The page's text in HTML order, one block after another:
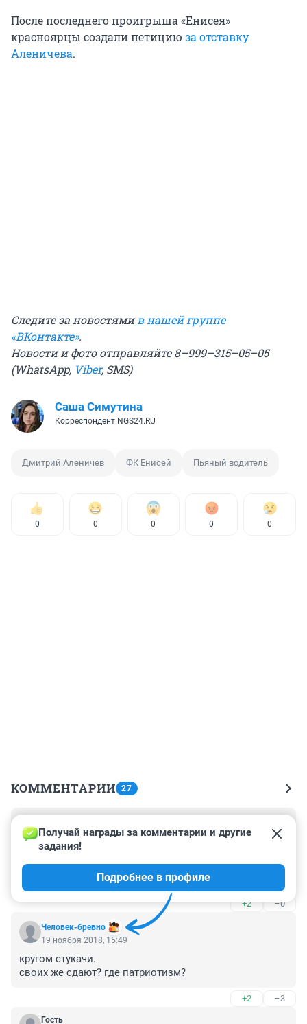
После последнего проигрыша «Енисея»
красноярцы создали петицию за отставку
Аленичева.
Следите за новостямив нашей группе
«ВКонтакте».
Новости и фото отправляйте 8–999–315–05–05
(WhatsApp, Viber, SMS)
Саша Симутина
Корреспондент NGS24.RU
Дмитрий Аленичев ФК Енисей Пьяный водитель
0 0 0 0 0
КОММЕНТАРИИ 27
19 ноября 2018, 17:30
Дома надо впивать, а не на людях, взял бутылочку и
на кухне под огурчики. И тогда никаких приключений
+2 –0
Человек-бревно
Получай награды за комментарии и другие
задания!
Подробнее в профиле
19 ноября 2018, 15:49
кругом стукачи.
своих же сдают? где патриотизм?
+2 –3
Гость